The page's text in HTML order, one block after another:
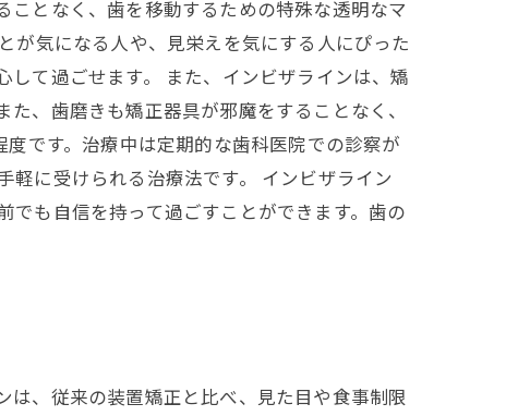
となく、歯を移動するための特殊な透明なマ
が気になる人や、見栄えを気にする人にぴった
て過ごせます。 また、インビザラインは、矯
、歯磨きも矯正器具が邪魔をすることなく、
です。治療中は定期的な歯科医院での診察が
に受けられる治療法です。 インビザライン
も自信を持って過ごすことができます。歯の
、従来の装置矯正と比べ、見た目や食事制限